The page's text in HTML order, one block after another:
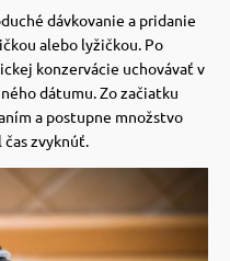
dávkovanie a pridanie
alebo lyžičkou. Po
konzervácie uchovávať v
dátumu.Zo začiatku
a postupne množstvo
čas zvyknúť.